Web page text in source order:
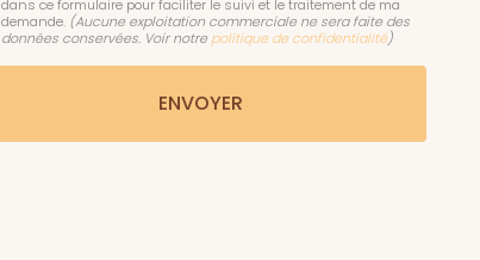
dans ce formulaire pour faciliter le suivi et le traitement de ma
demande. (Aucune exploitation commerciale ne sera faite des
données conservées. Voir notre politique de confidentialité)